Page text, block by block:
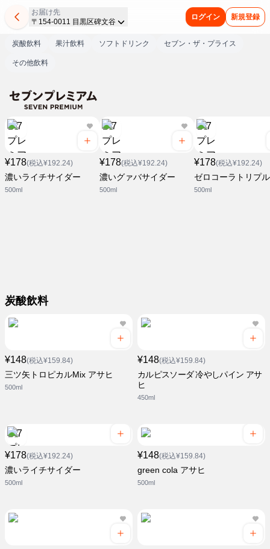
お届け先
〒154-0011 目黒区碑文谷
ログイン 新規登録
炭酸飲料 果汁飲料 ソフトドリンク セブン・ザ・プライス
その他飲料
¥178(税込¥192.24)
濃いライチサイダー
500ml
¥178(税込¥192.24)
濃いグァバサイダー
500ml
¥178(税込¥192.24)
ゼロコーラトリプル
500ml
炭酸飲料
¥148(税込¥159.84)
三ツ矢トロピカルMix アサヒ
500ml
¥148(税込¥159.84)
カルピスソーダ 冷やしパイン アサ
ヒ
450ml
¥178(税込¥192.24)
濃いライチサイダー
500ml
¥148(税込¥159.84)
green cola アサヒ
500ml